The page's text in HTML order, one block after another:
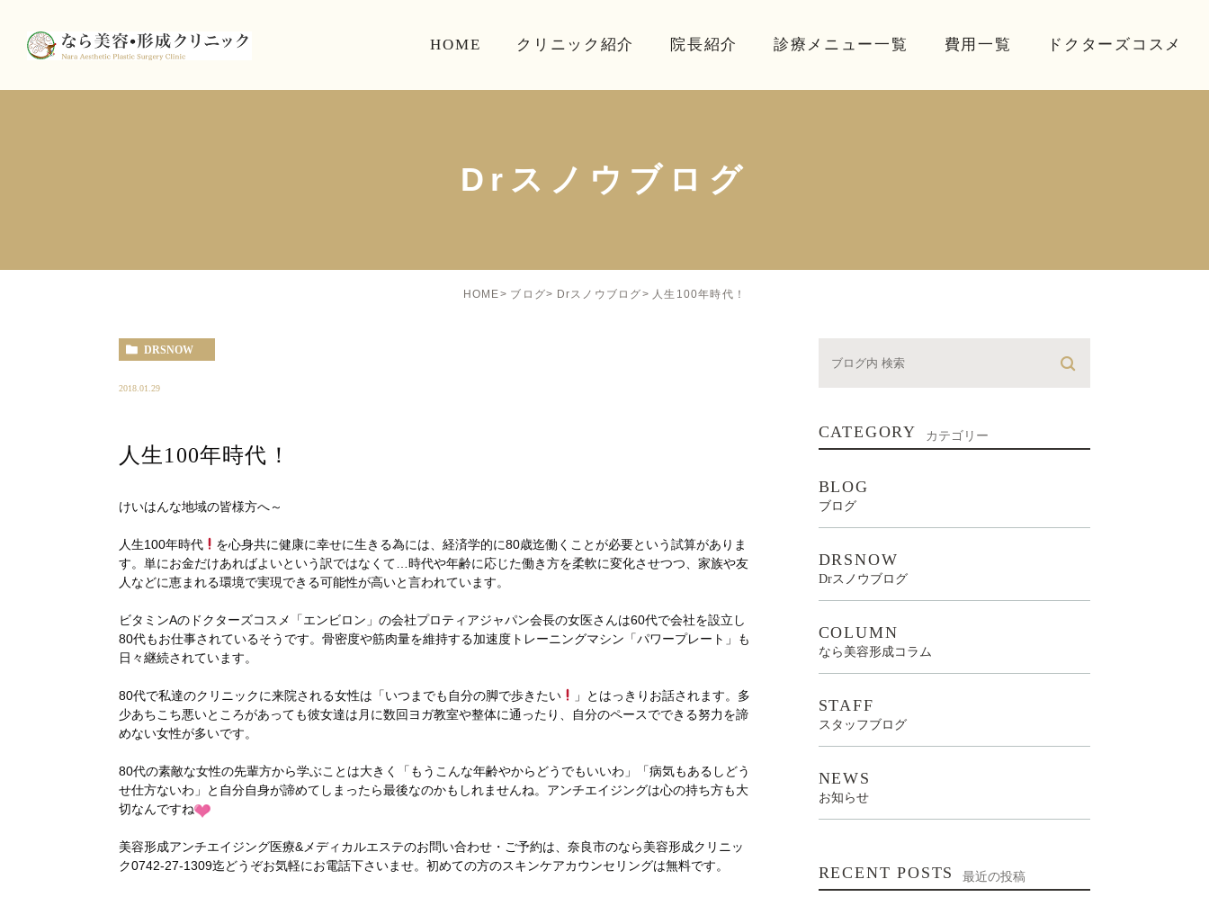
HOME クリニック紹介 院長紹介 診療メニュー一覧 費用一覧 ドクターズコスメ
Drスノウブログ
HOME ブログ Drスノウブログ 人生100年時代！
DRSNOW
2018.01.29
人生100年時代！
けいはんな地域の皆様方へ～
人生100年時代
を心身共に健康に幸せに生きる為には、経済学的に80歳迄働くことが必要という試算がありま
す。単にお金だけあればよいという訳ではなくて…時代や年齢に応じた働き方を柔軟に変化させつつ、家族や友
人などに恵まれる環境で実現できる可能性が高いと言われています。
ビタミンAのドクターズコスメ「エンビロン」の会社プロティアジャパン会長の女医さんは60代で会社を設立し
80代もお仕事されているそうです。骨密度や筋肉量を維持する加速度トレーニングマシン「パワープレート」も
日々継続されています。
80代で私達のクリニックに来院される女性は「いつまでも自分の脚で歩きたい
」とはっきりお話されます。多
少あちこち悪いところがあっても彼女達は月に数回ヨガ教室や整体に通ったり、自分のペースでできる努力を諦
めない女性が多いです。
80代の素敵な女性の先輩方から学ぶことは大きく「もうこんな年齢やからどうでもいいわ」「病気もあるしどう
せ仕方ないわ」と自分自身が諦めてしまったら最後なのかもしれませんね。アンチエイジングは心の持ち方も大
切なんですね
美容形成アンチエイジング医療&メディカルエステのお問い合わせ・ご予約は、奈良市のなら美容形成クリニッ
ク0742-27-1309迄どうぞお気軽にお電話下さいませ。初めての方のスキンケアカウンセリングは無料です。
CATEGORY カテゴリー
BLOG
ブログ
DRSNOW
Drスノウブログ
COLUMN
なら美容形成コラム
STAFF
スタッフブログ
NEWS
お知らせ
RECENT POSTS 最近の投稿